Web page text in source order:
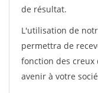
de résultat.
L'utilisation de
permettra de
fonction des creux
avenir à votre